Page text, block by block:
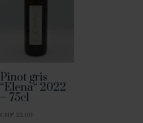
Pinot gris
“Elena“ 2022
– 75cl
CHF 22.00